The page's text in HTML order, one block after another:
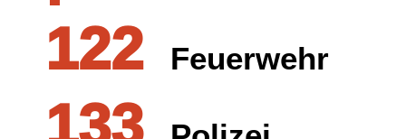
122 Feuerwehr
133